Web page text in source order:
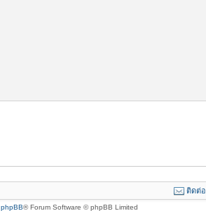
ติดต่อ
phpBB® Forum Software © phpBB Limited